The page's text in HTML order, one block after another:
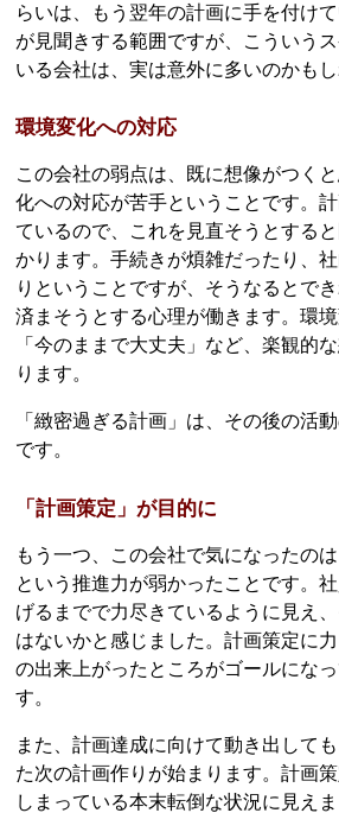
らいは、もう翌年の計画に手を付け
が見聞きする範囲ですが、こういう
いる会社は、実は意外に多いのかもし
環境変化への対応
この会社の弱点は、既に想像がつく
化への対応が苦手ということです。
ているので、これを見直そうとする
かります。手続きが煩雑だったり、
りということですが、そうなるとで
済まそうとする心理が働きます。環
「今のままで大丈夫」など、楽観的
ります。
「緻密過ぎる計画」は、その後の活
です。
「計画策定」が目的に
もう一つ、この会社で気になったの
という推進力が弱かったことです。
げるまでで力尽きているように見え
はないかと感じました。計画策定に
の出来上がったところがゴールにな
す。
また、計画達成に向けて動き出して
た次の計画作りが始まります。計画
しまっている本末転倒な状況に見えま